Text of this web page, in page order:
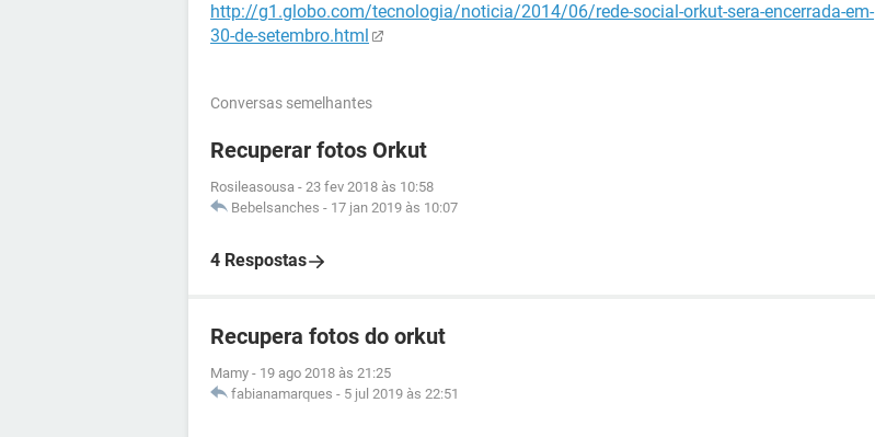
http://g1.globo.com/tecnologia/noticia/2014/06/rede-social-orkut-sera-encerrada-em-
30-de-setembro.html
Conversas semelhantes
Recuperar fotos Orkut
Rosileasousa - 23 fev 2018 às 10:58
Bebelsanches - 17 jan 2019 às 10:07
4 Respostas
Recupera fotos do orkut
Mamy - 19 ago 2018 às 21:25
fabianamarques - 5 jul 2019 às 22:51